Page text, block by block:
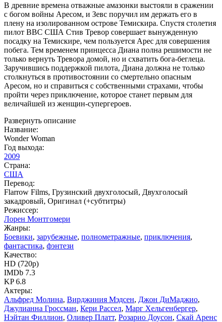
В древние времена отважные амазонки выстояли в сражении
с богом войны Аресом, и Зевс поручил им держать его в
плену на изолированном острове Темискира. Спустя столетия
пилот ВВС США Стив Тревор совершает вынужденную
посадку на Темискире, чем пользуется Арес для совершения
побега. Тем временем принцесса Диана полна решимости не
только вернуть Тревора домой, но и схватить бога-беглеца.
Заручившись поддержкой пилота, Диана должна не только
столкнуться в противостоянии со смертельно опасным
Аресом, но и справиться с собственными страхами, чтобы
пройти через приключение, которое станет первым для
величайшей из женщин-супергероев.
Развернуть описание
Название:
Wonder Woman
Год выхода:
2009
Страна:
США
Перевод:
Flarrow Films, Грузинский двухголосый, Двухголосый
закадровый, Оригинал (+субтитры)
Режиссер:
Лорен Монтгомери
Жанры:
Боевики, зарубежные, полнометражные, приключения,
фантастика, фэнтези
Качество:
HD (720p)
IMDb 7.3
KP 6.8
Актеры:
Альфред Молина, Вирджиния Мэдсен, Джон ДиМаджио,
Джулианна Гроссман, Кери Рассел, Марг Хельгенбергер,
Нэйтан Филлион, Оливер Платт, Розарио Доусон, Скай Аренс